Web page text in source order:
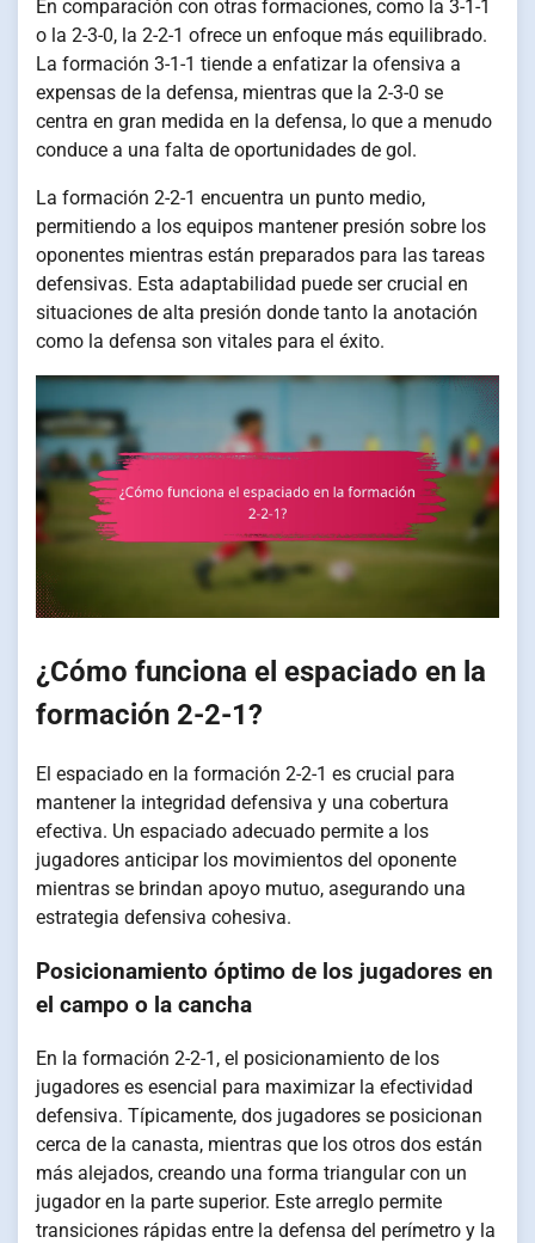
En comparación con otras formaciones, como la 3-1-1
o la 2-3-0, la 2-2-1 ofrece un enfoque más equilibrado.
La formación 3-1-1 tiende a enfatizar la ofensiva a
expensas de la defensa, mientras que la 2-3-0 se
centra en gran medida en la defensa, lo que a menudo
conduce a una falta de oportunidades de gol.
La formación 2-2-1 encuentra un punto medio,
permitiendo a los equipos mantener presión sobre los
oponentes mientras están preparados para las tareas
defensivas. Esta adaptabilidad puede ser crucial en
situaciones de alta presión donde tanto la anotación
como la defensa son vitales para el éxito.
¿Cómo funciona el espaciado en la
formación 2-2-1?
El espaciado en la formación 2-2-1 es crucial para
mantener la integridad defensiva y una cobertura
efectiva. Un espaciado adecuado permite a los
jugadores anticipar los movimientos del oponente
mientras se brindan apoyo mutuo, asegurando una
estrategia defensiva cohesiva.
Posicionamiento óptimo de los jugadores en
el campo o la cancha
En la formación 2-2-1, el posicionamiento de los
jugadores es esencial para maximizar la efectividad
defensiva. Típicamente, dos jugadores se posicionan
cerca de la canasta, mientras que los otros dos están
más alejados, creando una forma triangular con un
jugador en la parte superior. Este arreglo permite
transiciones rápidas entre la defensa del perímetro y la